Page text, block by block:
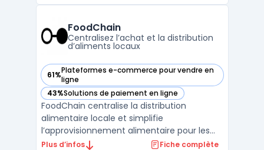
électronique, le suivi des achats et la
gestion des stocks. ...
FoodChain
Centralisez l’achat et la distribution
d’aliments locaux
61%Plateformes e-commerce pour vendre en
ligne
— voir FoodChain dans cette catégorie
43%Solutions de paiement en ligne
— voir FoodChain dans cette catégorie
FoodChain centralise la distribution
alimentaire locale et simplifie
l’approvisionnement alimentaire pour les
professionnels. Cette application mobile
Plus d’infos Fiche complète